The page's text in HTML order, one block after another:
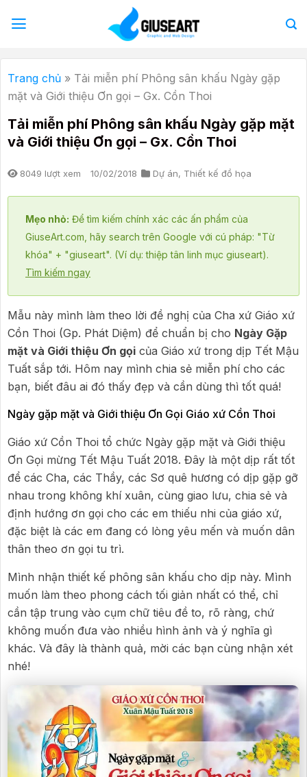
qua
dung
Trang chủ » Tải miễn phí Phông sân khấu Ngày gặp
mặt và Giới thiệu Ơn gọi – Gx. Cồn Thoi
Tải miễn phí Phông sân khấu Ngày gặp mặt
và Giới thiệu Ơn gọi – Gx. Cồn Thoi
8049 lượt xem 10/02/2018 Dự án, Thiết kế đồ họa
Mẹo nhỏ: Để tìm kiếm chính xác các ấn phẩm của
GiuseArt.com, hãy search trên Google với cú pháp: "Từ
khóa" + "giuseart". (Ví dụ: thiệp tân linh mục giuseart).
Tìm kiếm ngay
Mẫu này mình làm theo lời đề nghị của Cha xứ Giáo xứ
Cồn Thoi (Gp. Phát Diệm) để chuẩn bị cho Ngày Gặp
mặt và Giới thiệu Ơn gọi của Giáo xứ trong dịp Tết Mậu
Tuất sắp tới. Hôm nay mình chia sẻ miễn phí cho các
bạn, biết đâu ai đó thấy đẹp và cần dùng thì tốt quá!
Ngày gặp mặt và Giới thiệu Ơn Gọi Giáo xứ Cồn Thoi
Giáo xứ Cồn Thoi tổ chức Ngày gặp mặt và Giới thiệu
Ơn Gọi mừng Tết Mậu Tuất 2018. Đây là một dịp rất tốt
để các Cha, các Thầy, các Sơ quê hương có dịp gặp gỡ
nhau trong không khí xuân, cùng giao lưu, chia sẻ và
định hướng ơn gọi cho các em thiếu nhi của giáo xứ,
đặc biệt là các em đang có lòng yêu mến và muốn dân
thân theo ơn gọi tu trì.
Mình nhận thiết kế phông sân khấu cho dịp này. Mình
muốn làm theo phong cách tối giản nhất có thể, chỉ
cần tập trung vào cụm chữ tiêu đề to, rõ ràng, chứ
không muốn đưa vào nhiều hình ảnh và ý nghĩa gì
khác. Và đây là thành quả, mời các bạn cùng nhận xét
nhé!